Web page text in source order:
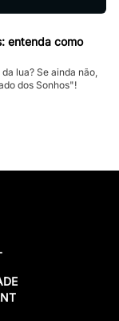
entenda como
lua? Se ainda não,
dos Sonhos"!